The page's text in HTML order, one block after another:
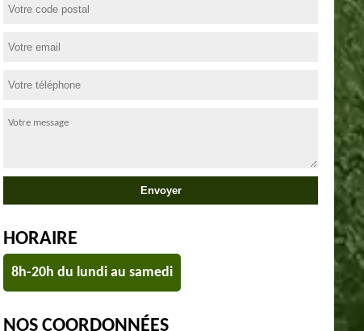
HORAIRE
8h-20h du lundi au samedi
NOS COORDONNÉES